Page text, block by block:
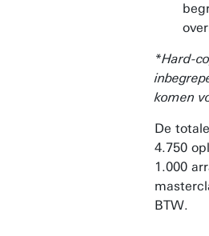
*Hard-
komen
De
4.750
1.000
BTW.